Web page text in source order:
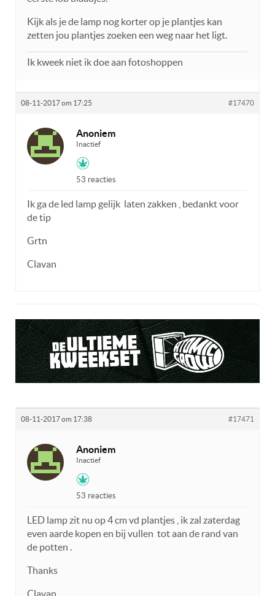
Kijk als je de lamp nog korter op je plantjes kan
zetten jou plantjes zoeken een weg naar het ligt.
Ik kweek niet ik doe aan fotoshoppen
08-11-2017 om 17:25 #17470
Anoniem
Inactief
53 reacties
Ik ga de led lamp gelijk laten zakken , bedankt voor
de tip
Grtn
Clavan
08-11-2017 om 17:38 #17471
Anoniem
Inactief
53 reacties
LED lamp zit nu op 4 cm vd plantjes , ik zal zaterdag
even aarde kopen en bij vullen tot aan de rand van
de potten .
Thanks
Clavan